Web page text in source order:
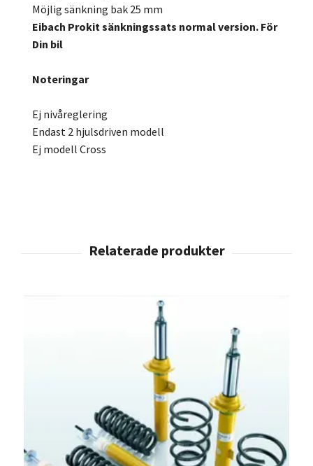
Möjlig sänkning bak 25 mm
Eibach Prokit sänkningssats normal version. För
Din bil
Noteringar
Ej nivåreglering
Endast 2 hjulsdriven modell
Ej modell Cross